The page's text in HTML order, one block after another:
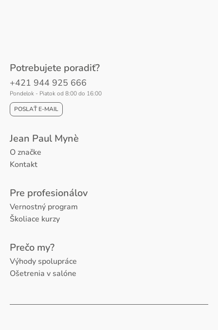
Potrebujete poradiť?
+421 944 925 666
Pondelok - Piatok od 8:00 do 16:00
POSLAŤ E-MAIL
Jean Paul Mynè
O značke
Kontakt
Pre profesionálov
Vernostný program
Školiace kurzy
Prečo my?
Výhody spolupráce
Ošetrenia v salóne